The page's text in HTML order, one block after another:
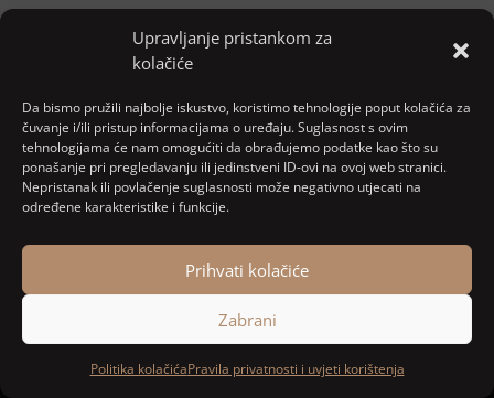
Upravljanje pristankom za
kolačiće
Da bismo pružili najbolje iskustvo, koristimo tehnologije poput kolačića za
čuvanje i/ili pristup informacijama o uređaju. Suglasnost s ovim
tehnologijama će nam omogućiti da obrađujemo podatke kao što su
ponašanje pri pregledavanju ili jedinstveni ID-ovi na ovoj web stranici.
Nepristanak ili povlačenje suglasnosti može negativno utjecati na
određene karakteristike i funkcije.
Prihvati kolačiće
Zabrani
Politika kolačićaPravila privatnosti i uvjeti korištenja
Nove objave
Najnoviji komentari
Nema komentara za prikaz.
Designed and developed by